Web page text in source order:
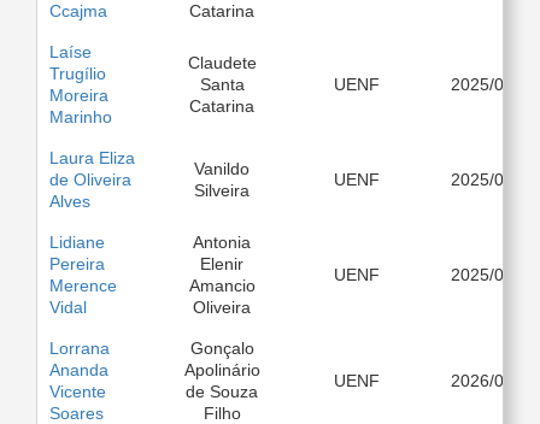
Ccajma
Catarina
Laíse
Trugílio
Moreira
Marinho
Claudete
Santa
Catarina
UENF 2025/03
Laura Eliza
de Oliveira
Alves
Vanildo
Silveira
UENF 2025/03
Lidiane
Pereira
Merence
Vidal
Antonia
Elenir
Amancio
Oliveira
UENF 2025/03
Lorrana
Ananda
Vicente
Soares
Gonçalo
Apolinário
de Souza
Filho
UENF 2026/03